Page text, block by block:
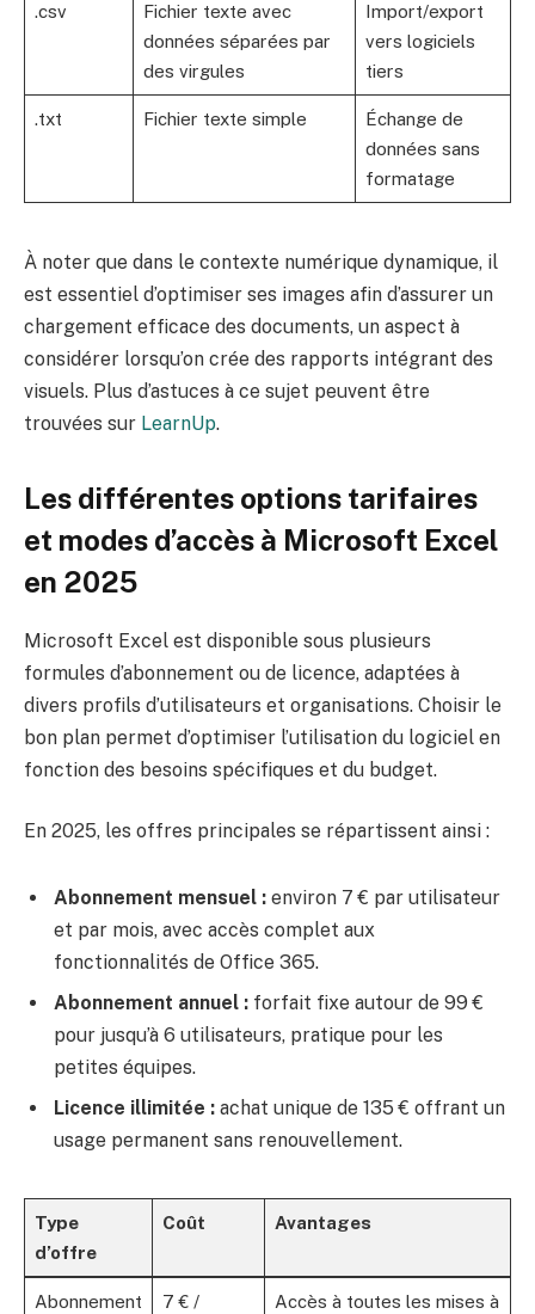
.csv
Fichier texte avec
données séparées par
des virgules
Import/export
vers logiciels
tiers
.txt Fichier texte simple
Échange de
données sans
formatage
À noter que dans le contexte numérique dynamique, il
est essentiel d’optimiser ses images afin d’assurer un
chargement efficace des documents, un aspect à
considérer lorsqu’on crée des rapports intégrant des
visuels. Plus d’astuces à ce sujet peuvent être
trouvées sur LearnUp.
Les différentes options tarifaires
et modes d’accès à Microsoft Excel
en 2025
Microsoft Excel est disponible sous plusieurs
formules d’abonnement ou de licence, adaptées à
divers profils d’utilisateurs et organisations. Choisir le
bon plan permet d’optimiser l’utilisation du logiciel en
fonction des besoins spécifiques et du budget.
En 2025, les offres principales se répartissent ainsi :
Abonnement mensuel : environ 7 € par utilisateur
et par mois, avec accès complet aux
fonctionnalités de Office 365.
Abonnement annuel : forfait fixe autour de 99 €
pour jusqu’à 6 utilisateurs, pratique pour les
petites équipes.
Licence illimitée : achat unique de 135 € offrant un
usage permanent sans renouvellement.
Type
d’offre
Coût Avantages
Abonnement
7 € /
Accès à toutes les mises à